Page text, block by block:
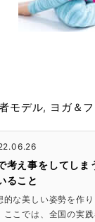
モデル, ヨガ＆
考え事をしてしま
ること
的な美しい姿勢を作
ここでは、全国の実